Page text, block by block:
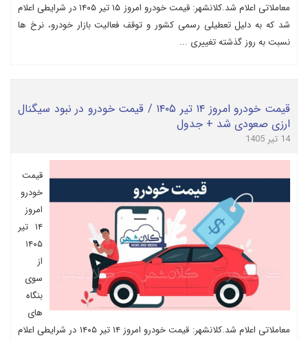
معاملاتی اعلام شد.کلانشهر: قیمت خودرو امروز ۱۵ تیر ۱۴۰۵ در شرایطی اعلام
شد که به دلیل تعطیلی رسمی کشور و توقف فعالیت بازار خودرو، نرخ ها
نسبت به روز گذشته تغییری ...
قیمت خودرو امروز ۱۴ تیر ۱۴۰۵ / قیمت خودرو در نبود سیگنال
ارزی صعودی شد + جدول
14 تیر 1405
قیمت
خودرو
امروز
۱۴ تیر
۱۴۰۵
از
سوی
بنگاه
های
معاملاتی اعلام شد.کلانشهر: قیمت خودرو امروز ۱۴ تیر ۱۴۰۵ در شرایطی اعلام